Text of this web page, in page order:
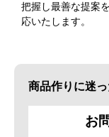
把握し最善な提案
応いたします。
商品作りに迷
お